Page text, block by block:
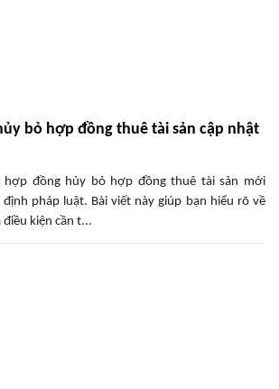
bỏ hợp đồng thuê tài sản cập nhật
hợp đồng hủy bỏ hợp đồng thuê tài sản mới
pháp luật. Bài viết này giúp bạn hiểu rõ về
kiện cần t...